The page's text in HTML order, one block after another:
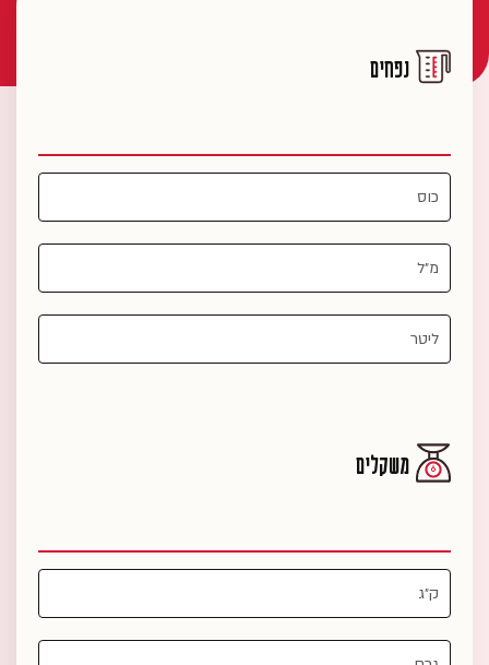
נפחים
משקלים